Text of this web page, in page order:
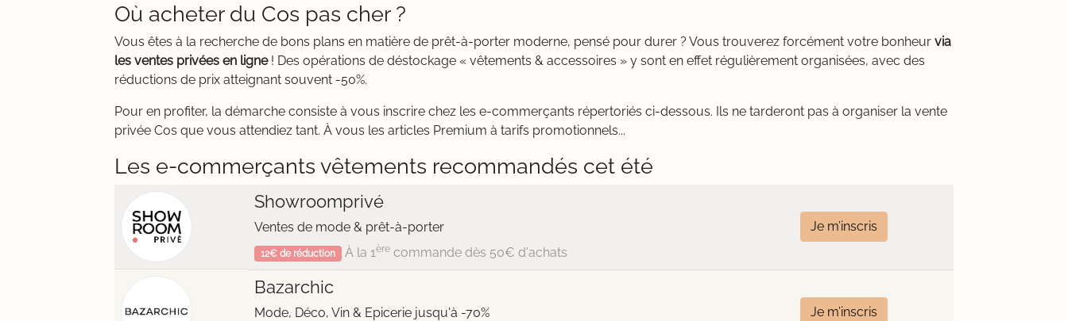
Où acheter du Cos pas cher ?
Vous êtes à la recherche de bons plans en matière de prêt-à-porter moderne, pensé pour durer ? Vous trouverez forcément votre bonheur via
les ventes privées en ligne! Des opérations de déstockage « vêtements & accessoires » y sont en effet régulièrement organisées, avec des
réductions de prix atteignant souvent -50%.
Pour en profiter, la démarche consiste à vous inscrire chez les e-commerçants répertoriés ci-dessous. Ils ne tarderont pas à organiser la vente
privée Cos que vous attendiez tant. À vous les articles Premium à tarifs promotionnels...
Les e-commerçants vêtements recommandés cet été
Showroomprivé
Ventes de mode & prêt-à-porter
12€ de réduction À la 1èrecommande dès 50€ d'achats
Je m’inscris
Bazarchic
Mode, Déco, Vin & Epicerie jusqu'à -70% Je m’inscris